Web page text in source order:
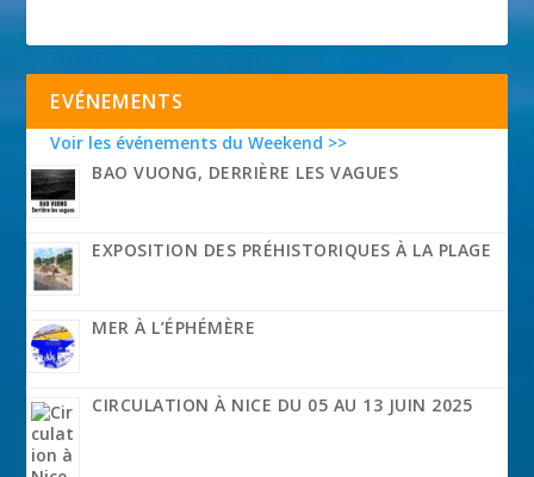
EVÉNEMENTS
Voir les événements du Weekend >>
BAO VUONG, DERRIÈRE LES VAGUES
EXPOSITION DES PRÉHISTORIQUES À LA PLAGE
MER À L’ÉPHÉMÈRE
CIRCULATION À NICE DU 05 AU 13 JUIN 2025